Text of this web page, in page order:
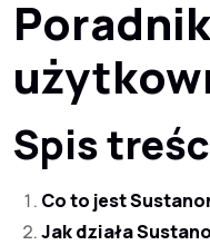
Poradnik
Spis
Co to jest
Jak działa